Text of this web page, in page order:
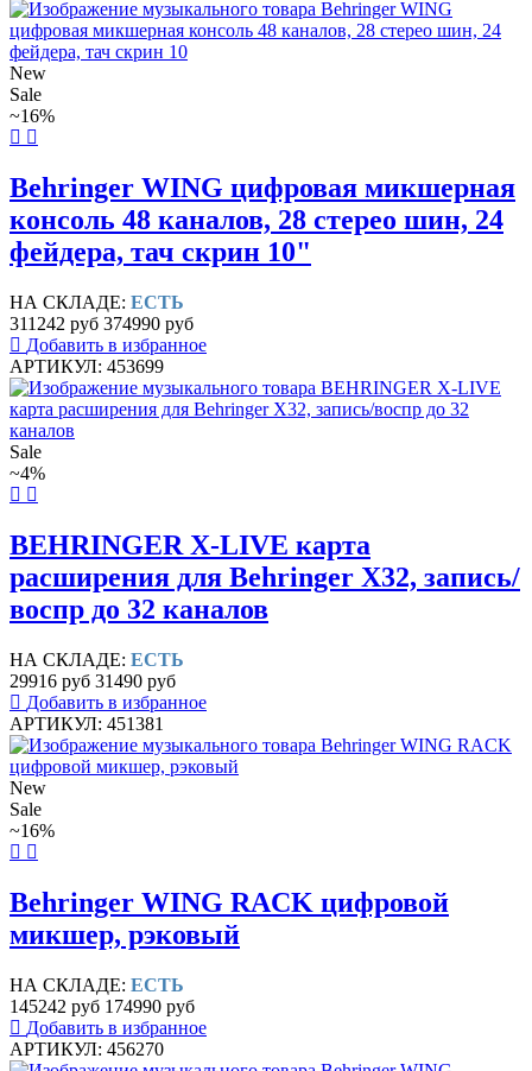
New
Sale
~16%
Behringer WING цифровая микшерная
консоль 48 каналов, 28 стерео шин, 24
фейдера, тач скрин 10"
НА СКЛАДЕ: ЕСТЬ
311242 руб 374990 руб
Добавить в избранное
АРТИКУЛ: 453699
Sale
~4%
BEHRINGER X-LIVE карта
расширения для Behringer X32, запись/
воспр до 32 каналов
НА СКЛАДЕ: ЕСТЬ
29916 руб 31490 руб
Добавить в избранное
АРТИКУЛ: 451381
New
Sale
~16%
Behringer WING RACK цифровой
микшер, рэковый
НА СКЛАДЕ: ЕСТЬ
145242 руб 174990 руб
Добавить в избранное
АРТИКУЛ: 456270